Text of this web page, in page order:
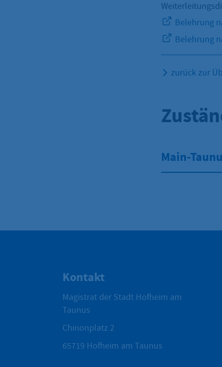
Belehrung
Belehrung
zurück zur
Main-
Kontakt
Magistrat der Stadt Hofheim am
Taunus
Chinonplatz 2
65719 Hofheim am Taunus